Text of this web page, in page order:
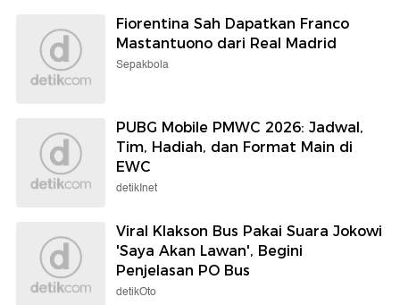
Fiorentina Sah Dapatkan Franco
Mastantuono dari Real Madrid
Sepakbola
PUBG Mobile PMWC 2026: Jadwal,
Tim, Hadiah, dan Format Main di
EWC
detikInet
Viral Klakson Bus Pakai Suara Jokowi
'Saya Akan Lawan', Begini
Penjelasan PO Bus
detikOto